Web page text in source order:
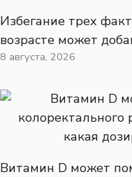
Избегание трех
возрасте может
8 августа, 2026
Витамин D может